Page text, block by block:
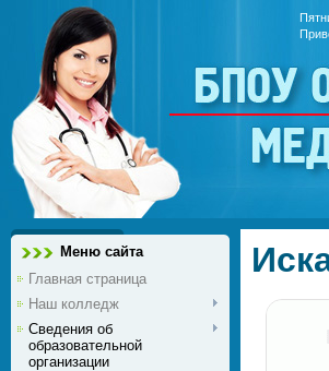
БПОУ
Меню сайта
Главная страница
Наш колледж
Сведения об
образовательной
организации